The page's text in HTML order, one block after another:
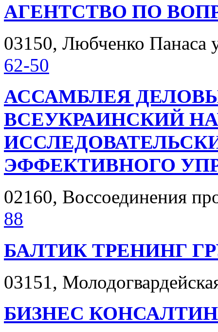
АГЕНТСТВО ПО
03150, Любченко Панаса
62-50
АССАМБЛЕЯ
ВСЕУКРАИНСКИЙ
ЭФФЕКТИВНОГО
02160, Воссоединения
88
БАЛТИК ТРЕНИНГ
03151,
БИЗНЕС